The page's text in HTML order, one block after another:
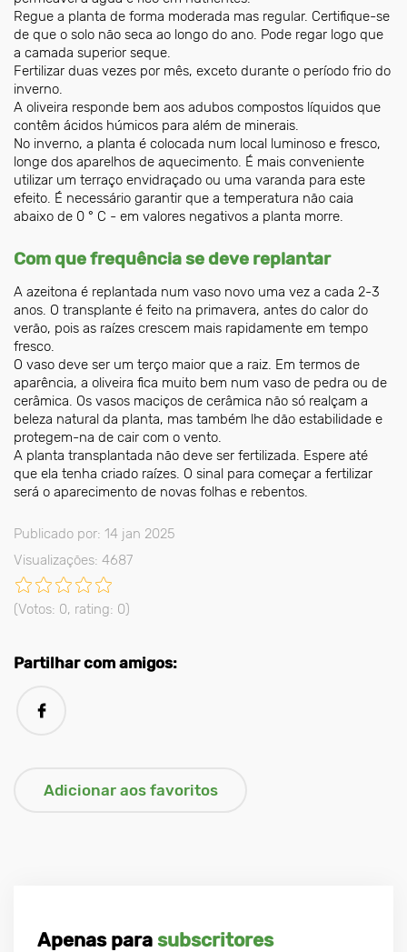
Regue a planta de forma moderada mas regular. Certifique-se
de que o solo não seca ao longo do ano. Pode regar logo que
a camada superior seque.
Fertilizar duas vezes por mês, exceto durante o período frio do
inverno.
A oliveira responde bem aos adubos compostos líquidos que
contêm ácidos húmicos para além de minerais.
No inverno, a planta é colocada num local luminoso e fresco,
longe dos aparelhos de aquecimento. É mais conveniente
utilizar um terraço envidraçado ou uma varanda para este
efeito. É necessário garantir que a temperatura não caia
abaixo de 0 ° C - em valores negativos a planta morre.
Com que frequência se deve replantar
A azeitona é replantada num vaso novo uma vez a cada 2-3
anos. O transplante é feito na primavera, antes do calor do
verão, pois as raízes crescem mais rapidamente em tempo
fresco.
O vaso deve ser um terço maior que a raiz. Em termos de
aparência, a oliveira fica muito bem num vaso de pedra ou de
cerâmica. Os vasos maciços de cerâmica não só realçam a
beleza natural da planta, mas também lhe dão estabilidade e
protegem-na de cair com o vento.
A planta transplantada não deve ser fertilizada. Espere até
que ela tenha criado raízes. O sinal para começar a fertilizar
será o aparecimento de novas folhas e rebentos.
Publicado por: 14 jan 2025
Visualizações: 4687
(Votos: 0, rating: 0)
Partilhar com amigos:
Apenas para subscritores